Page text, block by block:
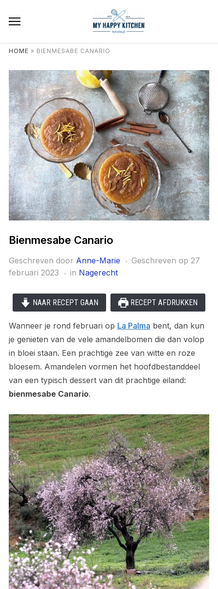
HOME » BIENMESABE CANARIO
Bienmesabe Canario
Geschreven door Anne-Marie Geschreven op 27
februari 2023
in Nagerecht
NAAR RECEPT GAAN RECEPT AFDRUKKEN
Wanneer je rond februari op La Palma bent, dan kun
je genieten van de vele amandelbomen die dan volop
in bloei staan. Een prachtige zee van witte en roze
bloesem. Amandelen vormen het hoofdbestanddeel
van een typisch dessert van dit prachtige eiland:
bienmesabe Canario.